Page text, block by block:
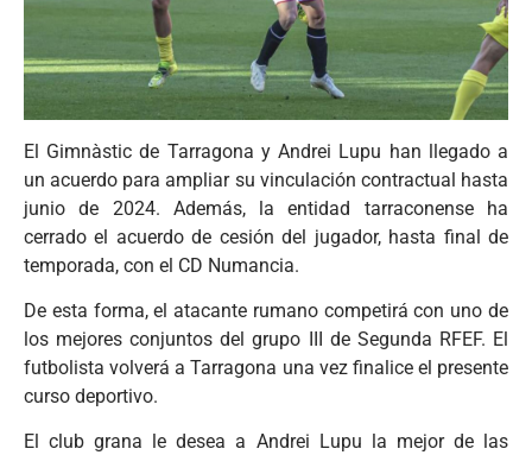
El Gimnàstic de Tarragona y Andrei Lupu han llegado a
un acuerdo para ampliar su vinculación contractual hasta
junio de 2024. Además, la entidad tarraconense ha
cerrado el acuerdo de cesión del jugador, hasta final de
temporada, con el CD Numancia.
De esta forma, el atacante rumano competirá con uno de
los mejores conjuntos del grupo III de Segunda RFEF. El
futbolista volverá a Tarragona una vez finalice el presente
curso deportivo.
El club grana le desea a Andrei Lupu la mejor de las